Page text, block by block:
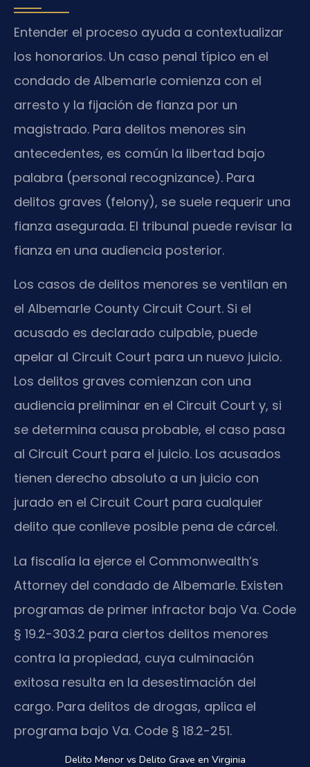
Entender el proceso ayuda a contextualizar
los honorarios. Un caso penal típico en el
condado de Albemarle comienza con el
arresto y la fijación de fianza por un
magistrado. Para delitos menores sin
antecedentes, es común la libertad bajo
palabra (personal recognizance). Para
delitos graves (felony), se suele requerir una
fianza asegurada. El tribunal puede revisar la
fianza en una audiencia posterior.
Los casos de delitos menores se ventilan en
el Albemarle County Circuit Court. Si el
acusado es declarado culpable, puede
apelar al Circuit Court para un nuevo juicio.
Los delitos graves comienzan con una
audiencia preliminar en el Circuit Court y, si
se determina causa probable, el caso pasa
al Circuit Court para el juicio. Los acusados
tienen derecho absoluto a un juicio con
jurado en el Circuit Court para cualquier
delito que conlleve posible pena de cárcel.
La fiscalía la ejerce el Commonwealth’s
Attorney del condado de Albemarle. Existen
programas de primer infractor bajo Va. Code
§ 19.2-303.2 para ciertos delitos menores
contra la propiedad, cuya culminación
exitosa resulta en la desestimación del
cargo. Para delitos de drogas, aplica el
programa bajo Va. Code § 18.2-251.
Delito Menor vs Delito Grave en Virginia